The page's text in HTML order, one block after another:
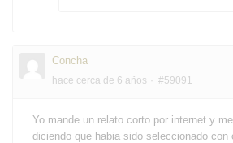
Concha
hace cerca de 6 años #59091
Yo mande un relato corto por internet y
diciendo que habia sido seleccionado con